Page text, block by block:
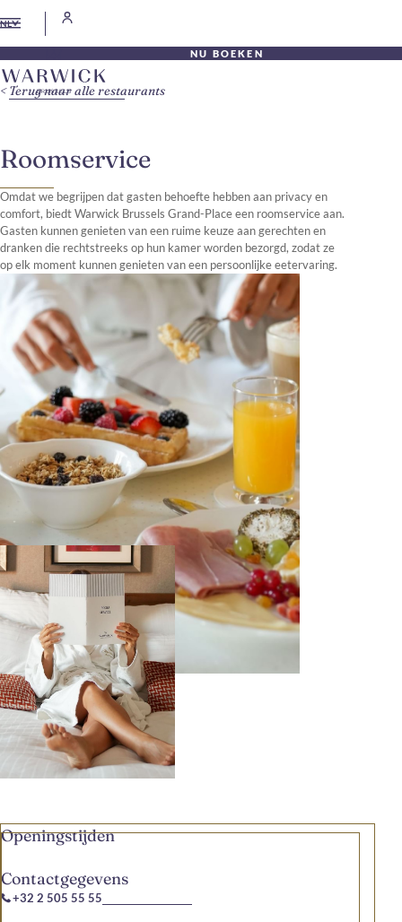
NL
NU BOEKEN
Roomservice
Omdat we begrijpen dat gasten behoefte hebben aan privacy en
comfort, biedt Warwick Brussels Grand-Place een roomservice aan.
Gasten kunnen genieten van een ruime keuze aan gerechten en
dranken die rechtstreeks op hun kamer worden bezorgd, zodat ze
op elk moment kunnen genieten van een persoonlijke eetervaring.
Terug naar alle restaurants
Openingstijden
Contactgegevens
+32 2 505 55 55